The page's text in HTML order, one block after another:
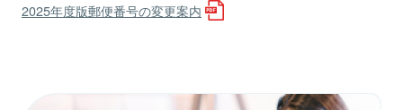
2025年度版郵便番号の変更案内